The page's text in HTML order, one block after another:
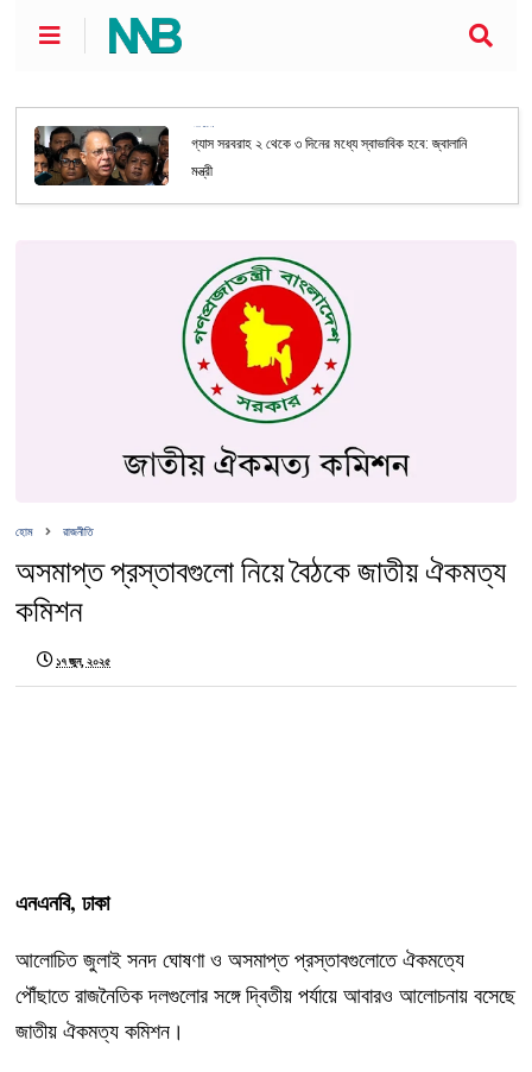
গ্যাস সরবরাহ ২ থেকে ৩ দিনের মধ্যে স্বাভাবিক হবে: জ্বালানি
মন্ত্রী
হোম রাজনীতি
অসমাপ্ত প্রস্তাবগুলো নিয়ে বৈঠকে জাতীয় ঐকমত্য
কমিশন
১৭ জুন, ২০২৫
এনএনবি, ঢাকা
আলোচিত জুলাই সনদ ঘোষণা ও অসমাপ্ত প্রস্তাবগুলোতে ঐকমত্যে
পৌঁছাতে রাজনৈতিক দলগুলোর সঙ্গে দ্বিতীয় পর্যায়ে আবারও আলোচনায় বসেছে
জাতীয় ঐকমত্য কমিশন।